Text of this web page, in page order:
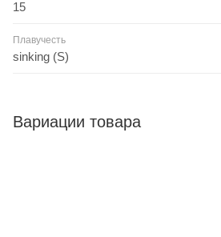
15
Плавучесть
sinking (S)
Вариации товара